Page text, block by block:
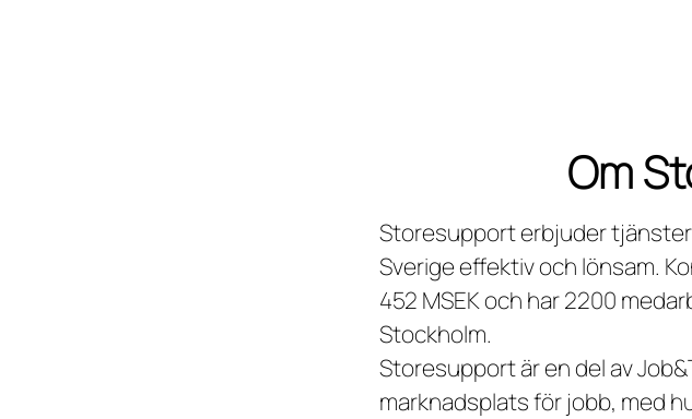
Om
Storesupport erbjuder
Sverige effektiv och lönsam.
452 MSEK och har 2200
Stockholm.
Storesupport är en del av
marknadsplats för jobb, med